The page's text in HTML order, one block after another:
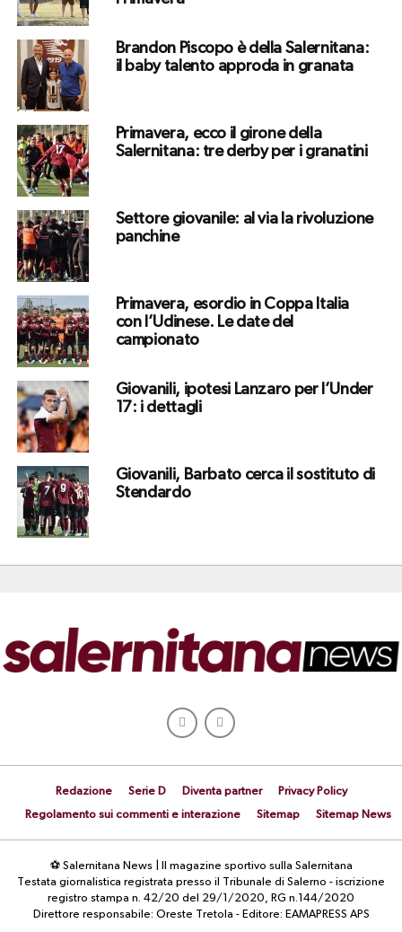
Brandon Piscopo è della Salernitana:
il baby talento approda in granata
Primavera, ecco il girone della
Salernitana: tre derby per i granatini
Settore giovanile: al via la rivoluzione
panchine
Primavera, esordio in Coppa Italia
con l’Udinese. Le date del
campionato
Giovanili, ipotesi Lanzaro per l’Under
17: i dettagli
Giovanili, Barbato cerca il sostituto di
Stendardo
Redazione Serie D Diventa partner
Privacy Policy
Regolamento sui commenti e interazione
Sitemap Sitemap News
⚽ Salernitana News | Il magazine sportivo sulla Salernitana
Testata giornalistica registrata presso il Tribunale di Salerno - iscrizione
registro stampa n. 42/20 del 29/1/2020, RG n.144/2020
Direttore responsabile: Oreste Tretola - Editore: EAMAPRESS APS